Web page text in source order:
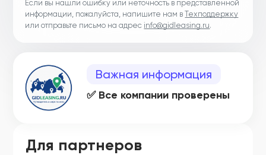
Если вы нашли ошибку или неточность в представленной
информации, пожалуйста, напишите нам вТехподдержку
или отправьте письмо на адрес info@gidleasing.ru.
Важная информация
✅ Все компании проверены
Для партнеров